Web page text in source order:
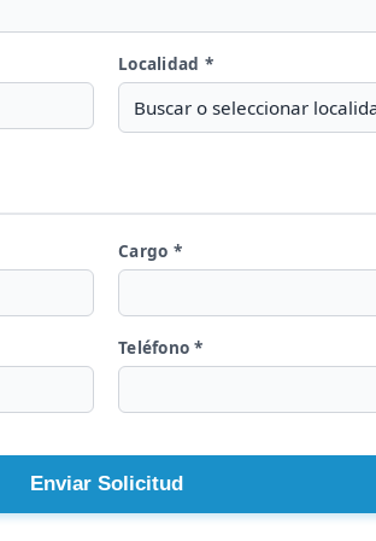
Localidad *
Buscar o seleccionar
Cargo *
Teléfono *
Enviar Solicitud